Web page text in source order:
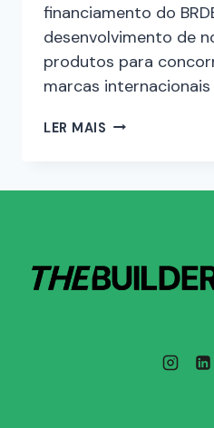
financiamento do
desenvolvimento de
produtos para
marcas internacionais
LER MAIS